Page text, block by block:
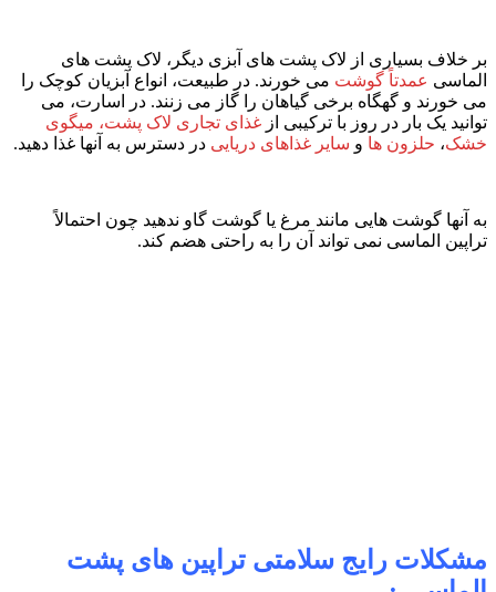
بر خلاف بسیاری از لاک پشت های آبزی دیگر، لاک پشت های
الماسی عمدتاً گوشت می خورند. در طبیعت، انواع آبزیان کوچک را
می خورند و گهگاه برخی گیاهان را گاز می زنند. در اسارت، می
توانید یک بار در روز با ترکیبی از غذای تجاری لاک پشت، میگوی
خشک، حلزون ها و سایر غذاهای دریایی در دسترس به آنها غذا دهید.
به آنها گوشت هایی مانند مرغ یا گوشت گاو ندهید چون احتمالاً
تراپین الماسی نمی تواند آن را به راحتی هضم کند.
مشکلات رایج سلامتی تراپین های پشت